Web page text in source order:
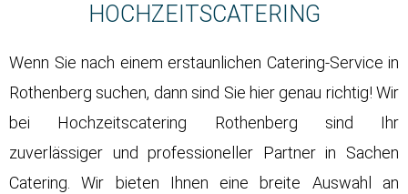
HOCHZEITSCATERING
Wenn Sie nach einem erstaunlichen Catering-Service in
Rothenberg suchen, dann sind Sie hier genau richtig! Wir
bei Hochzeitscatering Rothenberg sind Ihr
zuverlässiger und professioneller Partner in Sachen
Catering. Wir bieten Ihnen eine breite Auswahl an